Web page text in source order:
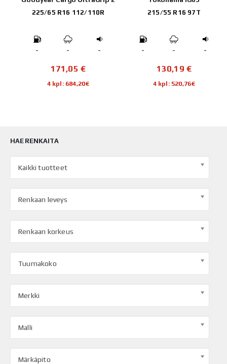
225/65 R16 112/110R
- - -
171,05€
4 kpl: 684,20€
215/55 R16 97T
- - -
130,19€
4 kpl: 520,76€
HAE RENKAITA
Kaikki tuotteet
Renkaan leveys
Renkaan korkeus
Tuumakoko
Merkki
Malli
Märkäpito